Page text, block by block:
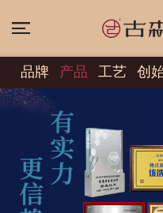
品牌 产品 工艺 创